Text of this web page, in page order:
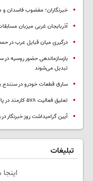
خبرنگاران؛ مغضوب فاسدان
آذربایجان غربی میزبان
درگیری میان قبایل عرب در
بازسازماندهی حضور روسیه در
تبدیل می‌شوند
سارق قطعات خودرو در سنندج به ۱۸ فقره سرقت اعتراف
تعلیق فعالیت ۵۷۸ کارمند در پالایشگاه‌های حمص و بانیاس سوریه
آیین گرامیداشت روز
تبلیغات